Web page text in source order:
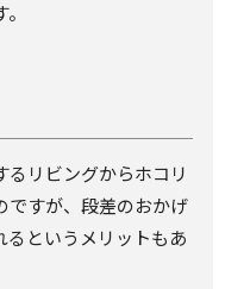
リビングからホコリ
ですが、段差のおかげ
るというメリットもあ